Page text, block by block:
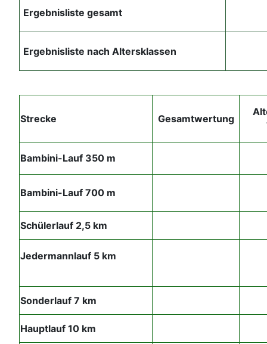
Ergebnisliste gesamt
Ergebnisliste nach Altersklassen
Strecke Gesamtwertung
Bambini-Lauf 350 m
Bambini-Lauf 700 m
Schülerlauf 2,5 km
Jedermannlauf 5 km
Sonderlauf 7 km
Hauptlauf 10 km